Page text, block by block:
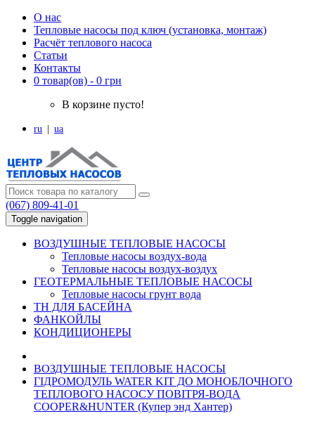
О нас
Тепловые насосы под ключ (установка, монтаж)
Расчёт теплового насоса
Статьи
Контакты
0 товар(ов) - 0 грн
В корзине пусто!
ru ua
(067) 809-41-01
Toggle navigation
ВОЗДУШНЫЕ ТЕПЛОВЫЕ НАСОСЫ
Тепловые насосы воздух-вода
Тепловые насосы воздух-воздух
ГЕОТЕРМАЛЬНЫЕ ТЕПЛОВЫЕ НАСОСЫ
Тепловые насосы грунт вода
ТН ДЛЯ БАСЕЙНА
ФАНКОЙЛЫ
КОНДИЦИОНЕРЫ
ВОЗДУШНЫЕ ТЕПЛОВЫЕ НАСОСЫ
ГІДРОМОДУЛЬ WATER KIT ДО МОНОБЛОЧНОГО
ТЕПЛОВОГО НАСОСУ ПОВІТРЯ-ВОДА
COOPER&HUNTER (Купер энд Хантер)